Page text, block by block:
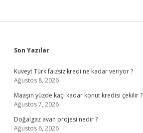
Sidebar
Son Yazılar
Kuveyt Türk faizsiz kredi ne kadar veriyor ?
Ağustos 8, 2026
Maaşın yüzde kaçı kadar konut kredisi çekilir ?
Ağustos 7, 2026
Doğalgaz avan projesi nedir ?
Ağustos 6, 2026